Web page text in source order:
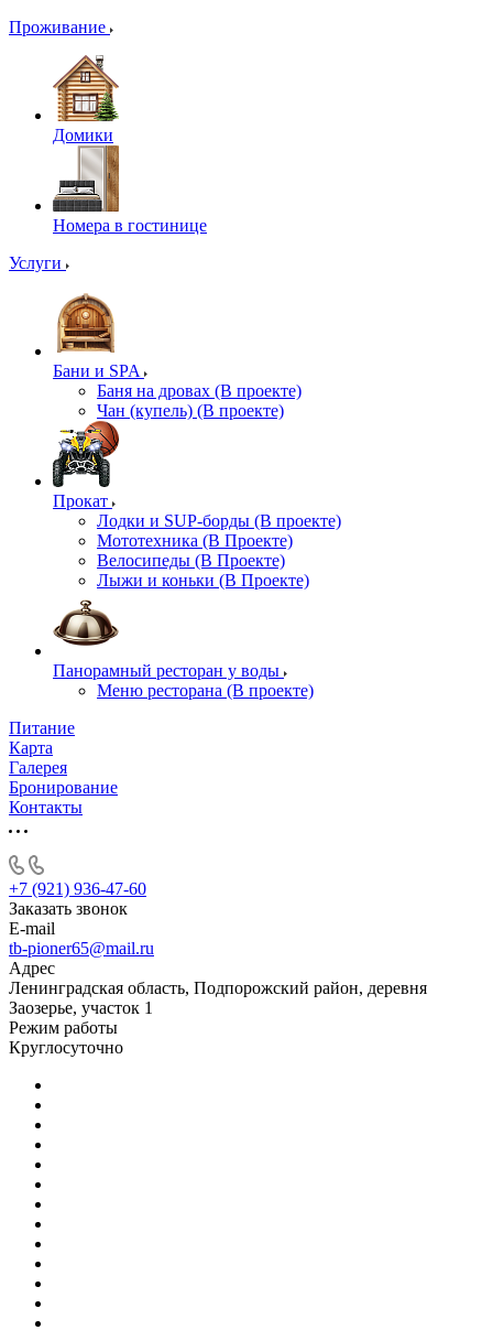
Проживание
Домики
Номера в гостинице
Услуги
Бани и SPA
Баня на дровах (В проекте)
Чан (купель) (В проекте)
Прокат
Лодки и SUP-борды (В проекте)
Мототехника (В Проекте)
Велосипеды (В Проекте)
Лыжи и коньки (В Проекте)
Панорамный ресторан у воды
Меню ресторана (В проекте)
Питание
Карта
Галерея
Бронирование
Контакты
+7 (921) 936-47-60
Заказать звонок
E-mail
tb-pioner65@mail.ru
Адрес
Ленинградская область, Подпорожский район, деревня
Заозерье, участок 1
Режим работы
Круглосуточно